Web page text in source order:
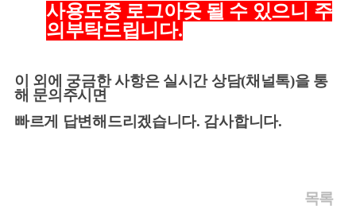
사용도중 로그아웃 될 수 있으니 주
의부탁드립니다.
이 외에 궁금한 사항은 실시간 상담(채널톡)을 통
해 문의주시면
빠르게 답변해드리겠습니다. 감사합니다.
목록